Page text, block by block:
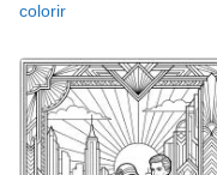
colorir